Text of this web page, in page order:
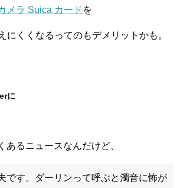
メラ Suica カード を
にくくなるってのもデメリットかも。
に
あるニュースなんだけど、
です。ダーリンって呼ぶと濁音に怖が